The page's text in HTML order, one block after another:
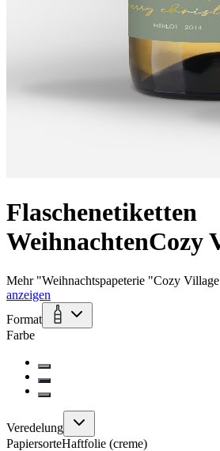
Flaschenetiketten
WeihnachtenCozy
Mehr"Weihnachtspapeterie "Cozy
anzeigen
Format
Farbe
Veredelung
PapiersorteHaftfolie (creme)